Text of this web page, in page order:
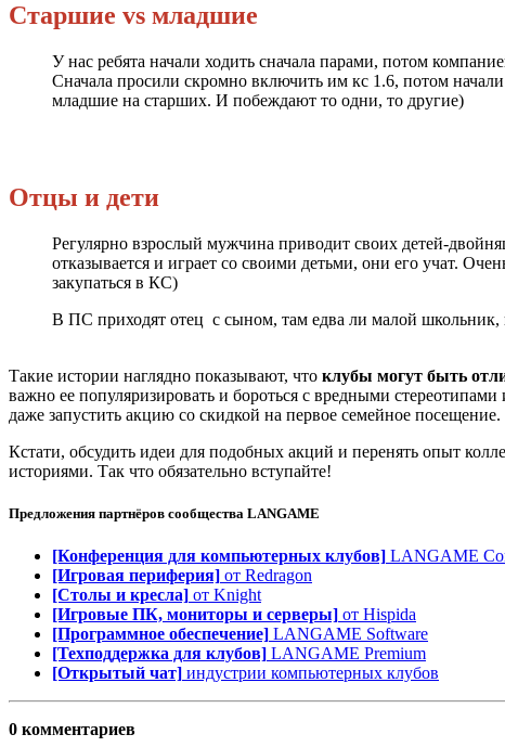
Старшие vs младшие
У нас ребята начали ходить сначала парами, потом
Сначала просили скромно включить им кс 1.6, потом
младшие на старших. И побеждают то одни, то другие)
Отцы и дети
Регулярно взрослый мужчина приводит своих детей-
отказывается и играет со своими детьми, они его учат.
закупаться в КС)
В ПС приходят отец с сыном, там едва ли малой школьник,
Такие истории наглядно показывают, что клубы могут быть
важно ее популяризировать и бороться с вредными
даже запустить акцию со скидкой на первое семейное посещение.
Кстати, обсудить идеи для подобных акций и перенять опыт
историями. Так что обязательно вступайте!
Предложения партнёров сообщества LANGAME
[Конференция для компьютерных клубов] LANGAME
[Игровая периферия] от Redragon
[Столы и кресла] от Knight
[Игровые ПК, мониторы и серверы] от Hispida
[Программное обеспечение] LANGAME Software
[Техподдержка для клубов] LANGAME Premium
[Открытый чат] индустрии компьютерных клубов
0 комментариев